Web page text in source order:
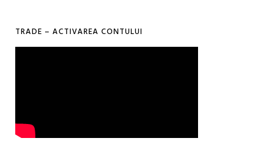
TRADE – ACTIVAREA CONTULUI